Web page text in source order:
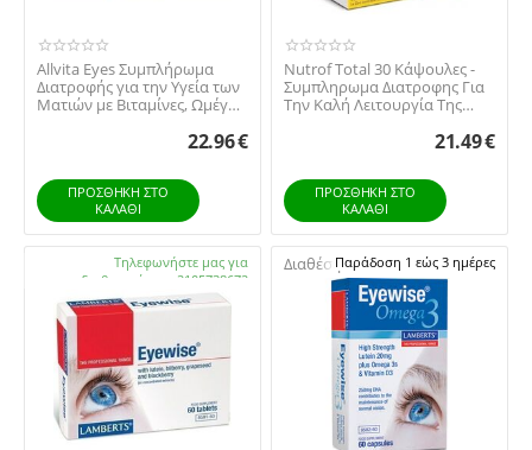
Allvita Eyes Συμπλήρωμα
Διατροφής για την Υγεία των
Ματιών με Βιταμίνες, Ωμέγα
22.96€
ΠΡΟΣΘΉΚΗ ΣΤΟ
ΚΑΛΆΘΙ
Nutrof Total 30 Κάψουλες -
Συμπληρωμα Διατροφης Για
Την Καλή Λειτουργία Της
21.49€
ΠΡΟΣΘΉΚΗ ΣΤΟ
ΚΑΛΆΘΙ
Τηλεφωνήστε μας για
διαθεσιμότητα 2105738672
Διαθέσιμο:Παράδοση 1 εώς 3 ημέρες